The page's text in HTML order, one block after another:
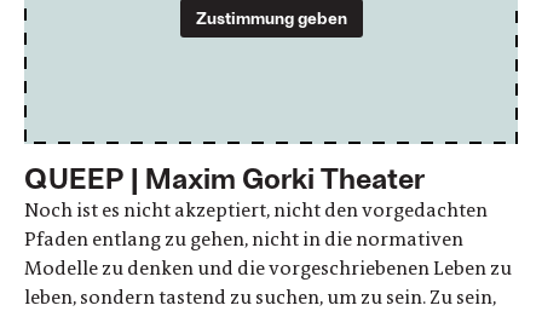
Zustimmung geben
QUEEP | Maxim Gorki Theater
Noch ist es nicht akzeptiert, nicht den vorgedachten
Pfaden entlang zu gehen, nicht in die normativen
Modelle zu denken und die vorgeschriebenen Leben zu
leben, sondern tastend zu suchen, um zu sein. Zu sein,